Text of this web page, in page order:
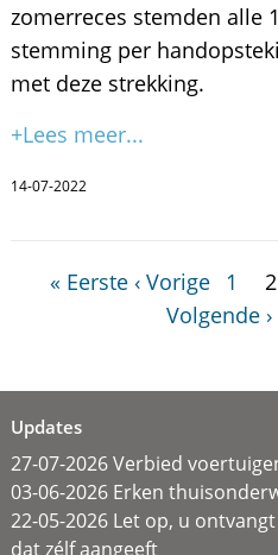
zomerreces stemden alle
stemming per
met deze strekking.
+Lees meer...
14-07-2022
« Eerste ‹ Vorige 1 2
Volgende ›
Updates
27-07-2026 Verbied
03-06-2026 Erken
22-05-2026 Let op, u
dat zélf aangeeft